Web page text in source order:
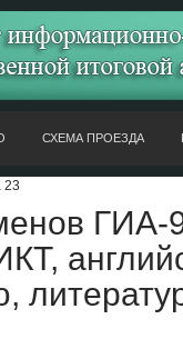
СХЕМА ПРОЕЗДА
23
ГИА-